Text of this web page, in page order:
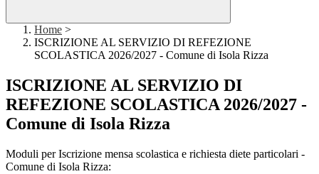
Home >
ISCRIZIONE AL SERVIZIO DI REFEZIONE
SCOLASTICA 2026/2027 - Comune di Isola Rizza
ISCRIZIONE AL SERVIZIO DI
REFEZIONE SCOLASTICA 2026/2027 -
Comune di Isola Rizza
Moduli per Iscrizione mensa scolastica e richiesta diete particolari -
Comune di Isola Rizza: